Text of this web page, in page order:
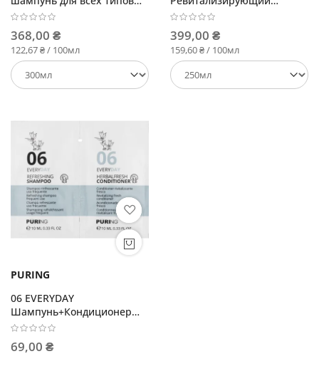
волос
368,00 ₴
122,67 ₴ / 100мл
кондиционер с
экстрактами
399,00 ₴
159,60 ₴ / 100мл
PURING
06 EVERYDAY
Шампунь+Кондиционер
10мл+10мл
69,00 ₴